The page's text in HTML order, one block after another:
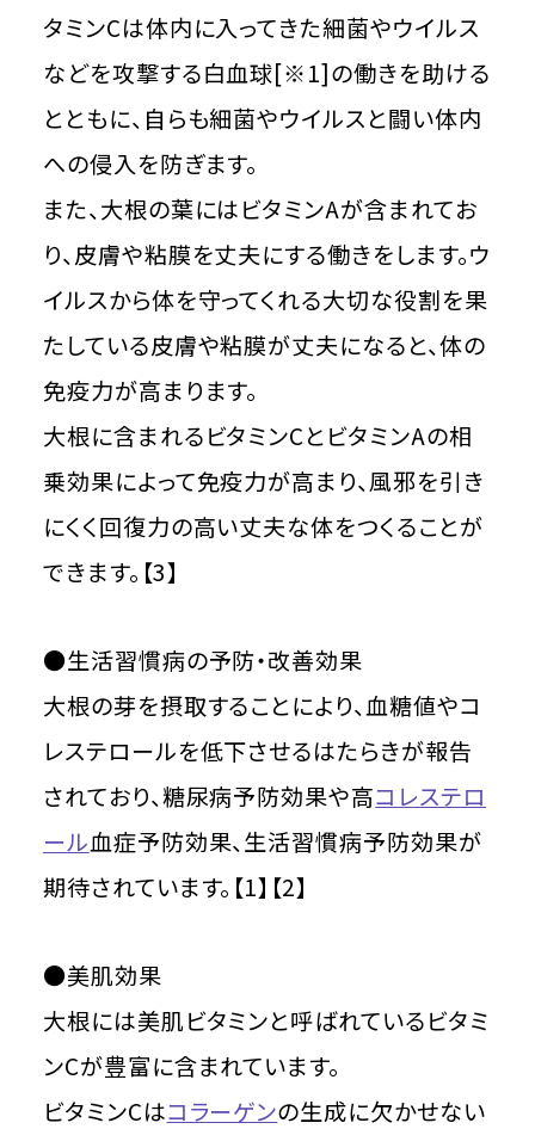
タミンCは体内に入ってきた細菌やウイルス
などを攻撃する白血球[※1]の働きを助ける
とともに、自らも細菌やウイルスと闘い体内
への侵入を防ぎます。
また、大根の葉にはビタミンAが含まれてお
り、皮膚や粘膜を丈夫にする働きをします。ウ
イルスから体を守ってくれる大切な役割を果
たしている皮膚や粘膜が丈夫になると、体の
免疫力が高まります。
大根に含まれるビタミンCとビタミンAの相
乗効果によって免疫力が高まり、風邪を引き
にくく回復力の高い丈夫な体をつくることが
できます。【3】
●生活習慣病の予防・改善効果
大根の芽を摂取することにより、血糖値やコ
レステロールを低下させるはたらきが報告
されており、糖尿病予防効果や高コレステロ
ール血症予防効果、生活習慣病予防効果が
期待されています。【1】【2】
●美肌効果
大根には美肌ビタミンと呼ばれているビタミ
ンCが豊富に含まれています。
ビタミンCはコラーゲンの生成に欠かせない